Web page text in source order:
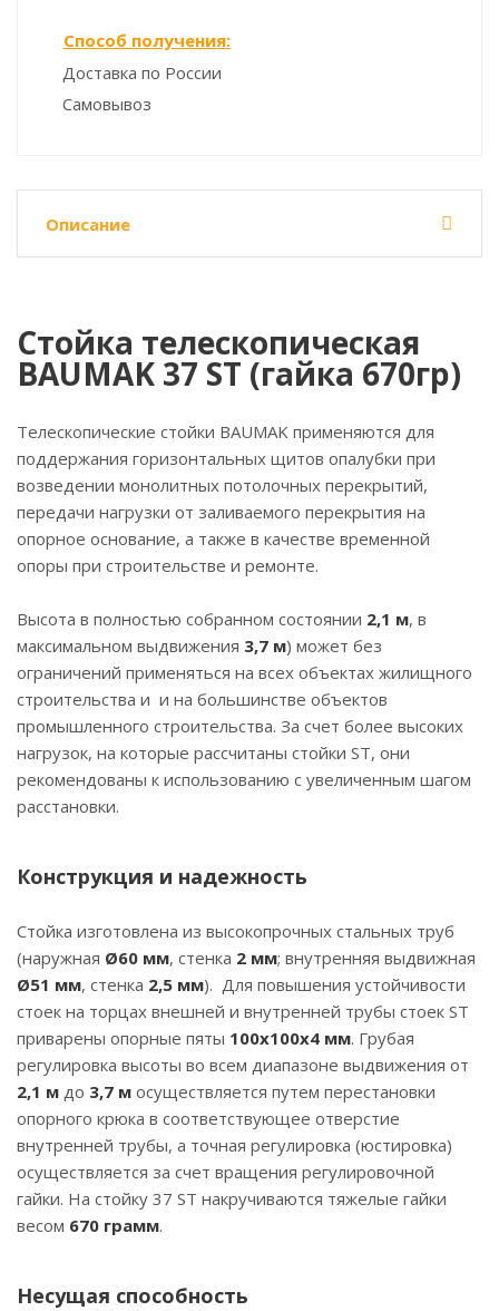
Способ получения:
Доставка по России
Самовывоз
Описание
Стойка телескопическая
BAUMAK 37 ST (гайка 670гр)
Телескопические стойки BAUMAK применяются для
поддержания горизонтальных щитов опалубки при
возведении монолитных потолочных перекрытий,
передачи нагрузки от заливаемого перекрытия на
опорное основание, а также в качестве временной
опоры при строительстве и ремонте.
Высота в полностью собранном состоянии 2,1 м, в
максимальном выдвижения 3,7 м) может без
ограничений применяться на всех объектах жилищного
строительства и и на большинстве объектов
промышленного строительства. За счет более высоких
нагрузок, на которые рассчитаны стойки ST, они
рекомендованы к использованию с увеличенным шагом
расстановки.
Конструкция и надежность
Стойка изготовлена из высокопрочных стальных труб
(наружная Ø60 мм, стенка 2 мм; внутренняя выдвижная
Ø51 мм, стенка 2,5 мм). Для повышения устойчивости
стоек на торцах внешней и внутренней трубы стоек ST
приварены опорные пяты 100х100х4 мм. Грубая
регулировка высоты во всем диапазоне выдвижения от
2,1 м до 3,7 м осуществляется путем перестановки
опорного крюка в соответствующее отверстие
внутренней трубы, а точная регулировка (юстировка)
осуществляется за счет вращения регулировочной
гайки. На стойку 37 ST накручиваются тяжелые гайки
весом 670 грамм.
Несущая способность